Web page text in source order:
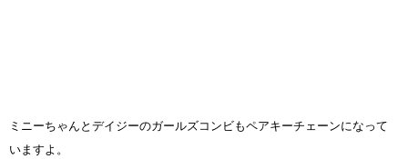
ミニーちゃんとデイジーのガールズコンビもペアキーチェーンになって
いますよ。